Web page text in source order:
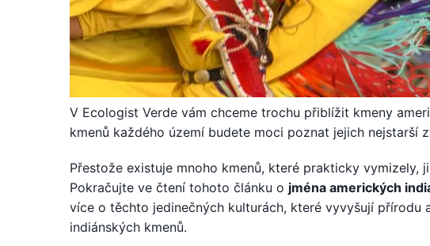
V Ecologist Verde vám chceme trochu přiblížit kmeny
kmenů každého území budete moci poznat jejich nejstarší
Přestože existuje mnoho kmenů, které prakticky
Pokračujte ve čtení tohoto článku o jména amerických
více o těchto jedinečných kulturách, které vyvyšují
indiánských kmenů.